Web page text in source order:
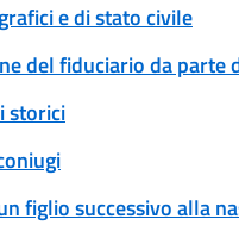
e di stato civile
del fiduciario da parte
storici
figlio successivo alla